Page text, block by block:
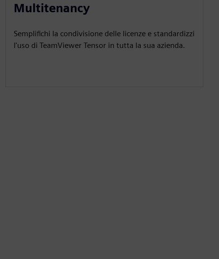
Multitenancy
Semplifichi la condivisione delle licenze e standardizzi
l'uso di TeamViewer Tensor in tutta la sua azienda.